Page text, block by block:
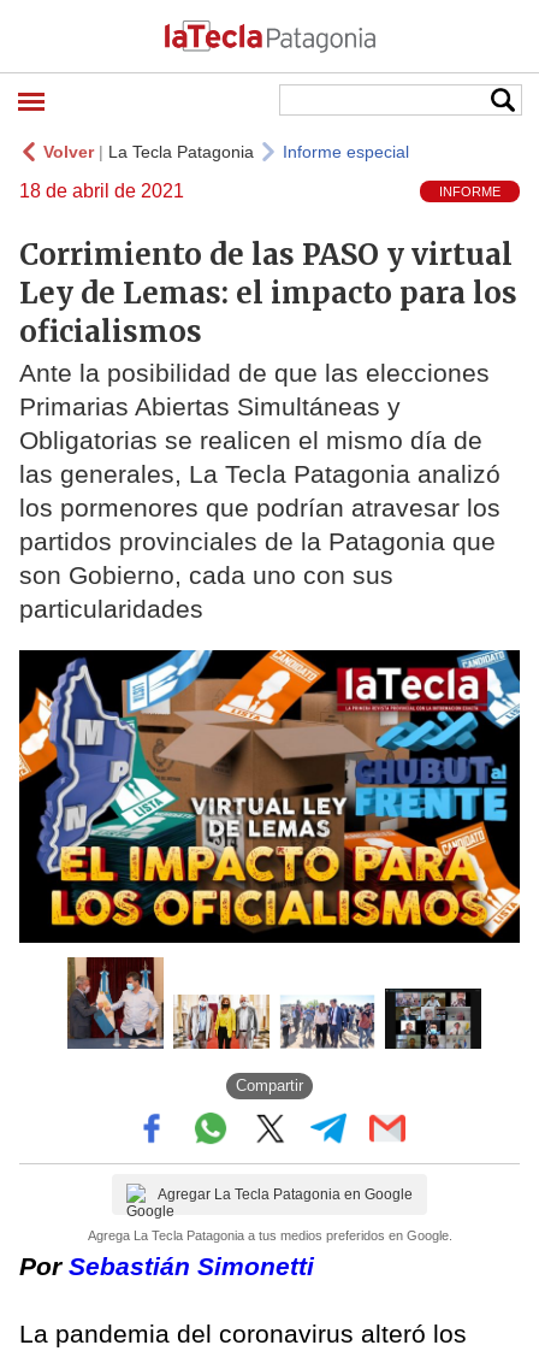
Volver| La Tecla Patagonia Informe especial
18 de abril de 2021 INFORME
Corrimiento de las PASO y virtual
Ley de Lemas: el impacto para los
oficialismos
Ante la posibilidad de que las elecciones
Primarias Abiertas Simultáneas y
Obligatorias se realicen el mismo día de
las generales, La Tecla Patagonia analizó
los pormenores que podrían atravesar los
partidos provinciales de la Patagonia que
son Gobierno, cada uno con sus
particularidades
Compartir
Agregar La Tecla Patagonia en Google
Agrega La Tecla Patagonia a tus medios preferidos en Google.
Por Sebastián Simonetti
La pandemia del coronavirus alteró los